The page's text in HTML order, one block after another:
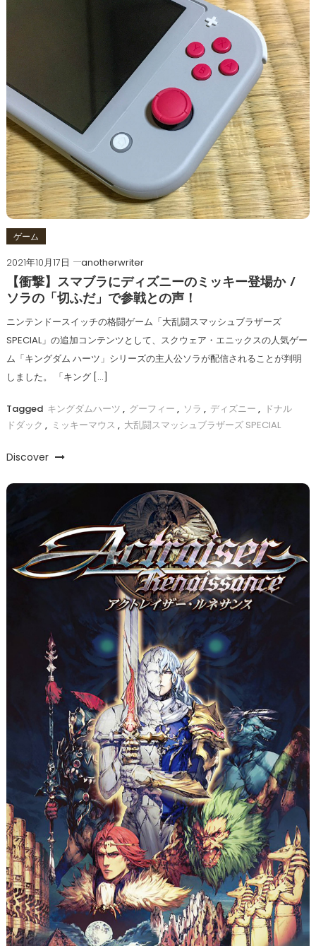
ゲーム
2021年10月17日
anotherwriter
【衝撃】スマブラにディズニーのミッキー登場か /
ソラの「切ふだ」で参戦との声！
ニンテンドースイッチの格闘ゲーム「大乱闘スマッシュブラザーズ
SPECIAL」の追加コンテンツとして、スクウェア・エニックスの人気ゲー
ム「キングダム ハーツ」シリーズの主人公ソラが配信されることが判明
しました。 「キング […]
Tagged キングダムハーツ , グーフィー , ソラ , ディズニー , ドナル
ドダック , ミッキーマウス , 大乱闘スマッシュブラザーズ SPECIAL
Discover